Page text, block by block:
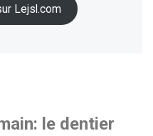
Lejsl.com
le dentier